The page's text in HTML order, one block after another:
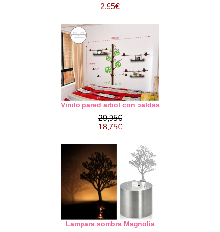
2,95€
Vinilo pared arbol con baldas
29,95€
18,75€
Lampara sombra Magnolia